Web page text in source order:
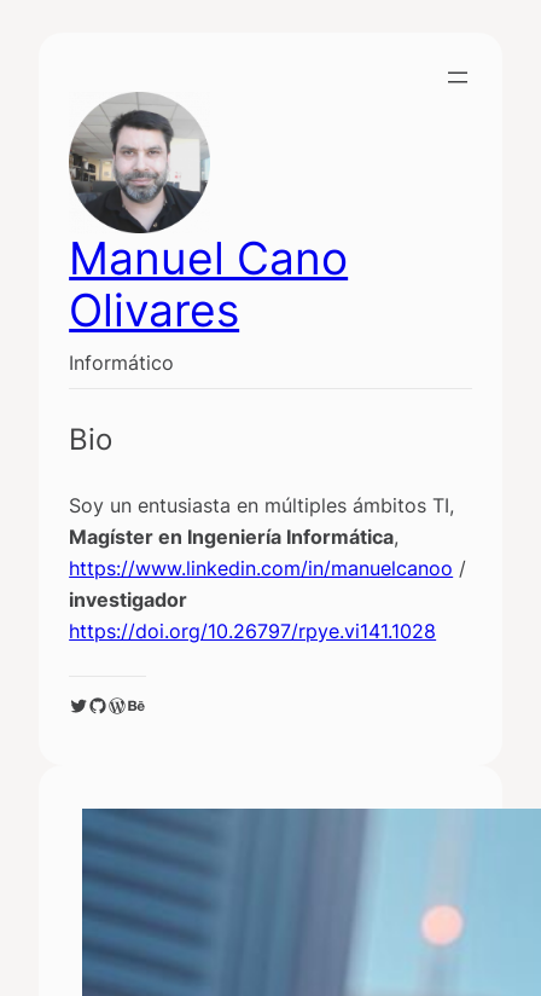
contenido
Manuel Cano
Olivares
Informático
Bio
Soy un entusiasta en múltiples ámbitos TI,
Magíster en Ingeniería Informática,
https://www.linkedin.com/in/manuelcanoo /
investigador
https://doi.org/10.26797/rpye.vi141.1028
Twitter
GitHub
WordPress
Behance